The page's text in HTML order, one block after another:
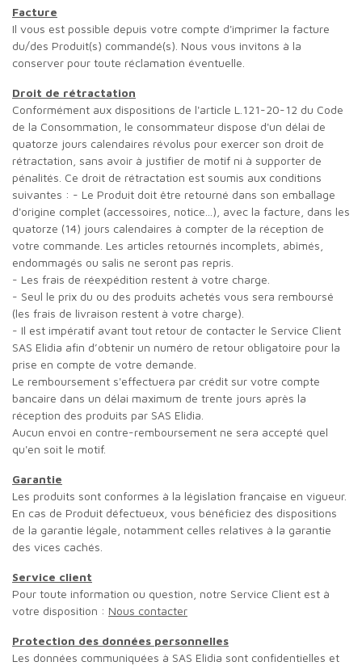
Facture
Il vous est possible depuis votre compte d'imprimer la facture
du/des Produit(s) commandé(s). Nous vous invitons à la
conserver pour toute réclamation éventuelle.
Droit de rétractation
Conformément aux dispositions de l'article L.121-20-12 du Code
de la Consommation, le consommateur dispose d'un délai de
quatorze jours calendaires révolus pour exercer son droit de
rétractation, sans avoir à justifier de motif ni à supporter de
pénalités. Ce droit de rétractation est soumis aux conditions
suivantes : - Le Produit doit être retourné dans son emballage
d'origine complet (accessoires, notice...), avec la facture, dans les
quatorze (14) jours calendaires à compter de la réception de
votre commande. Les articles retournés incomplets, abîmés,
endommagés ou salis ne seront pas repris.
- Les frais de réexpédition restent à votre charge.
- Seul le prix du ou des produits achetés vous sera remboursé
(les frais de livraison restent à votre charge).
- Il est impératif avant tout retour de contacter le Service Client
SAS Elidia afin d’obtenir un numéro de retour obligatoire pour la
prise en compte de votre demande.
Le remboursement s'effectuera par crédit sur votre compte
bancaire dans un délai maximum de trente jours après la
réception des produits par SAS Elidia.
Aucun envoi en contre-remboursement ne sera accepté quel
qu'en soit le motif.
Garantie
Les produits sont conformes à la législation française en vigueur.
En cas de Produit défectueux, vous bénéficiez des dispositions
de la garantie légale, notamment celles relatives à la garantie
des vices cachés.
Service client
Pour toute information ou question, notre Service Client est à
votre disposition : Nous contacter
Protection des données personnelles
Les données communiquées à SAS Elidia sont confidentielles et